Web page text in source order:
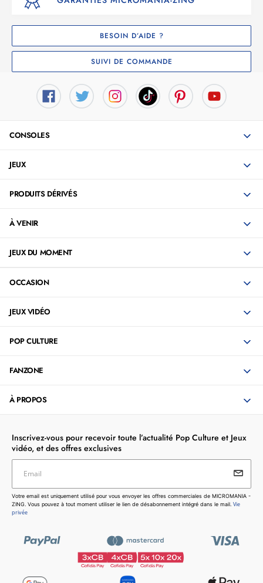
BESOIN D’AIDE ?
SUIVI DE COMMANDE
CONSOLES
JEUX
PRODUITS DÉRIVÉS
À VENIR
JEUX DU MOMENT
OCCASION
JEUX VIDÉO
POP CULTURE
FANZONE
À PROPOS
Inscrivez-vous pour recevoir toute l’actualité Pop Culture et Jeux
vidéo, et des offres exclusives
Votre email est uniquement utilisé pour vous envoyer les
offres commerciales de MICROMANIA - ZING. Vous pouvez
à tout moment utiliser le lien de désabonnement intégré dans
Email
Votre email est uniquement utilisé pour vous envoyer les offres commerciales de MICROMANIA -
ZING. Vous pouvez à tout moment utiliser le lien de désabonnement intégré dans le mail. Vie
privée